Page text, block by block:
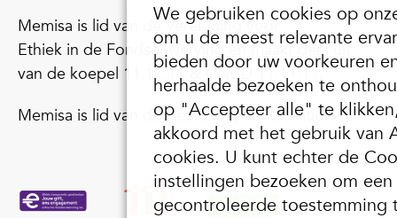
Memisa is lid van de Vereniging voor
Ethiek in de Fondsenwerving en maakt deel uit
van de koepel 11.11.11 & CNCD 11.11.11.
Memisa is lid van de Health Impact Coalition
We gebruiken cookies op
om u de meest relevante
bieden door uw voorkeuren
herhaalde bezoeken te
op "Accepteer alle" te
akkoord met het gebruik van
cookies. U kunt echter de
instellingen bezoeken om een
gecontroleerde toestemming